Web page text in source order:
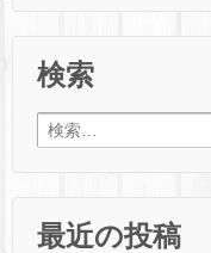
検索
検索:
最近の投稿